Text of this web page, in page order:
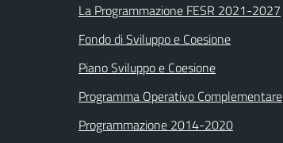
La Programmazione FESR 2021-2027
Fondo di Sviluppo e Coesione
Piano Sviluppo e Coesione
Programma Operativo Complementare
Programmazione 2014-2020